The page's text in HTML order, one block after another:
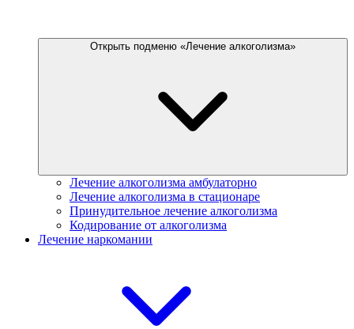
Открыть подменю «Лечение алкоголизма»
Лечение алкоголизма амбулаторно
Лечение алкоголизма в стационаре
Принудительное лечение алкоголизма
Кодирование от алкоголизма
Лечение наркомании